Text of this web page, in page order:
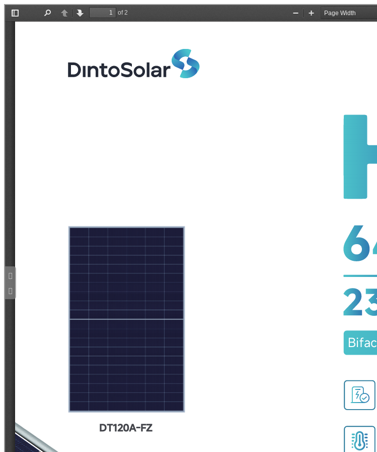
DINTO SOLAR G12-120 HJT MODULE (645-675 W)